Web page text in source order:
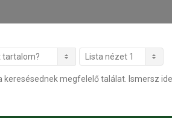
keresésednek megfelelő találat. Ismersz